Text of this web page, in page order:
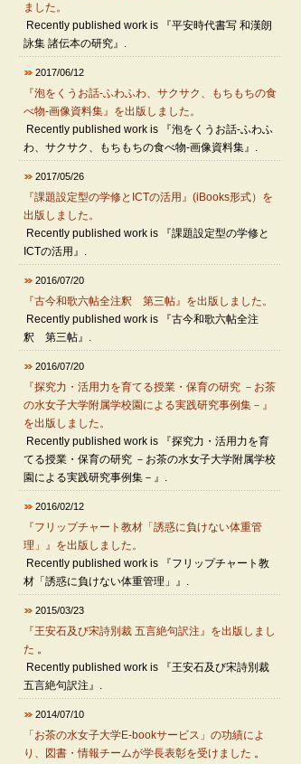
ました。
Recently published work is 『平安時代書写 和漢朗
詠集 諸伝本の研究』.
2017/06/12
『泡をくうお話-ふわふわ、サクサク、もちもちの食
べ物-画像資料集』を出版しました。
Recently published work is 『泡をくうお話-ふわふ
わ、サクサク、もちもちの食べ物-画像資料集』.
2017/05/26
『課題設定型の学修とICTの活用』(iBooks形式）を
出版しました。
Recently published work is 『課題設定型の学修と
ICTの活用』.
2016/07/20
『古今和歌六帖全注釈 第三帖』を出版しました。
Recently published work is 『古今和歌六帖全注
釈 第三帖』.
2016/07/20
『探究力・活用力を育てる授業・保育の研究 －お茶
の水女子大学附属学校園による実践研究事例集－』
を出版しました。
Recently published work is 『探究力・活用力を育
てる授業・保育の研究 －お茶の水女子大学附属学校
園による実践研究事例集－』.
2016/02/12
『フリップチャート教材「誘惑に負けない体重管
理」』を出版しました。
Recently published work is 『フリップチャート教
材「誘惑に負けない体重管理」』.
2015/03/23
『王安石及び宋詩別裁 五言絶句訳注』を出版しまし
た 。
Recently published work is 『王安石及び宋詩別裁
五言絶句訳注』.
2014/07/10
「お茶の水女子大学E-bookサービス」の功績によ
り、図書・情報チームが学長表彰を受けました 。